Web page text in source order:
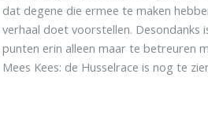
dat degene die ermee te maken
verhaal doet voorstellen. Desondanks
punten erin alleen maar te betreuren
Mees Kees: de Husselrace is nog te